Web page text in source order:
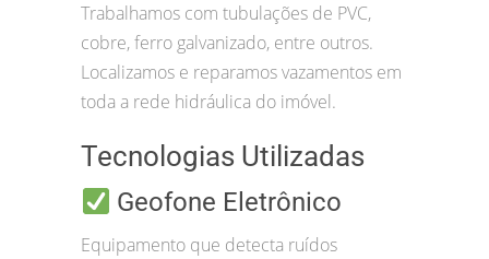
Trabalhamos com tubulações de PVC,
cobre, ferro galvanizado, entre outros.
Localizamos e reparamos vazamentos em
toda a rede hidráulica do imóvel.
Tecnologias Utilizadas
Geofone Eletrônico
Equipamento que detecta ruídos